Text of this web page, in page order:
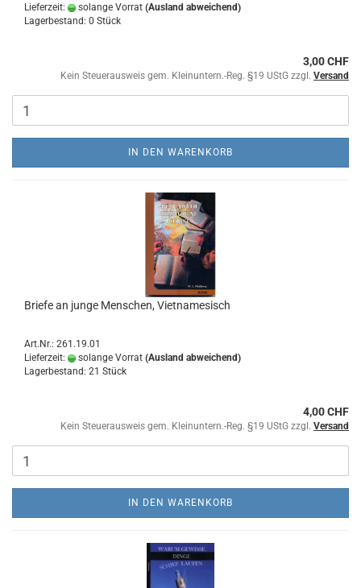
Lieferzeit:
solange Vorrat (Ausland abweichend)
Lagerbestand: 0 Stück
3,00 CHF
Kein Steuerausweis gem. Kleinuntern.-Reg. §19 UStG zzgl. Versand
IN DEN WARENKORB
Briefe an junge Menschen, Vietnamesisch
Art.Nr.: 261.19.01
Lieferzeit:
solange Vorrat (Ausland abweichend)
Lagerbestand: 21 Stück
4,00 CHF
Kein Steuerausweis gem. Kleinuntern.-Reg. §19 UStG zzgl. Versand
IN DEN WARENKORB